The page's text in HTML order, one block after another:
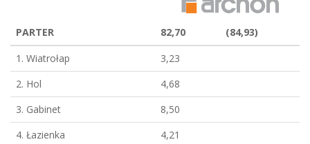
PARTER 82,70
(84,93)
1. Wiatrołap
3,23
2. Hol
4,68
3. Gabinet
8,50
4. Łazienka
4,21